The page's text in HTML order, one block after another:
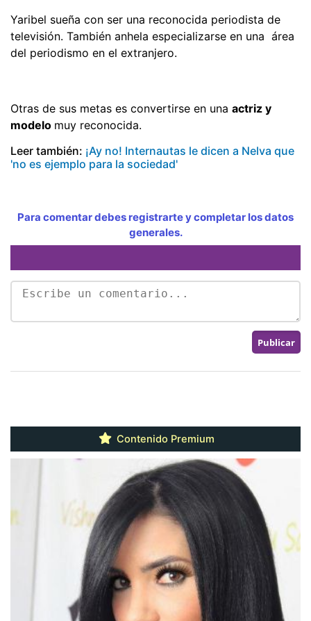
Yaribel sueña con ser una reconocida periodista de
televisión. También anhela especializarse en una área
del periodismo en el extranjero.
Otras de sus metas es convertirse en una actriz y
modelo muy reconocida.
Leer también: ¡Ay no! Internautas le dicen a Nelva que
'no es ejemplo para la sociedad'
Para comentar debes registrarte y completar los datos
generales.
Contenido Premium